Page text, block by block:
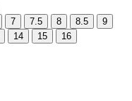
7 7.5 8 8.5
9
14 15
16